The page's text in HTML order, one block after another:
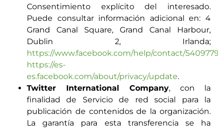
Consentimiento explícito del interesado.
Puede consultar información adicional en: 4
Grand Canal Square, Grand Canal Harbour,
Dublin 2, Irlanda;
https://www.facebook.com/help/contact/
https://es-
es.facebook.com/about/privacy/update.
Twitter International Company, con la
finalidad de Servicio de red social para la
publicación de contenidos de la organización.
La garantía para esta transferencia se ha